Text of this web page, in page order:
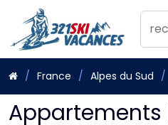
France Alpes du Sud
Appartements